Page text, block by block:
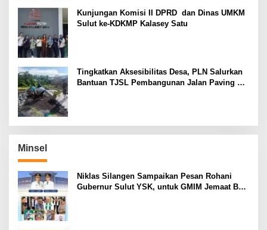
Kunjungan Komisi II DPRD dan Dinas UMKM
Sulut ke-KDKMP Kalasey Satu
Tingkatkan Aksesibilitas Desa, PLN Salurkan
Bantuan TJSL Pembangunan Jalan Paving di
Minsel
Niklas Silangen Sampaikan Pesan Rohani
Gubernur Sulut YSK, untuk GMIM Jemaat Bait